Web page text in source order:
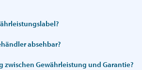
absehbar?
zwischen Gewährleistung und Garantie?